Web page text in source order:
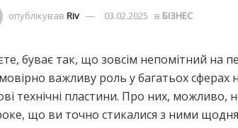
опублікував Riv 03.02.2025 в БІЗНЕС
буває так, що зовсім непомітний на
важливу роль у багатьох
технічні пластини. Про них, можливо,
що ви точно стикалися з ними